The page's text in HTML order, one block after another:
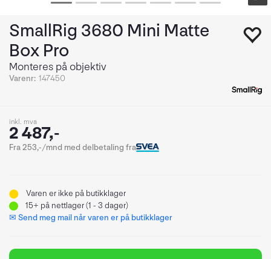
SmallRig 3680 Mini Matte
Box Pro
Monteres på objektiv
Varenr: 147450
inkl. mva
2 487,-
Fra 253,-/mnd med delbetaling fra
Varen er ikke på butikklager
15+ på nettlager (1 - 3 dager)
✉ Send meg mail når varen er på butikklager